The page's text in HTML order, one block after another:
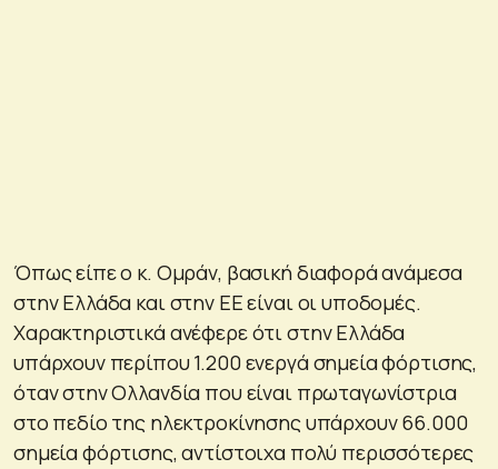
Όπως είπε ο κ. Ομράν, βασική διαφορά ανάμεσα
στην Ελλάδα και στην ΕΕ είναι οι υποδομές.
Χαρακτηριστικά ανέφερε ότι στην Ελλάδα
υπάρχουν περίπου 1.200 ενεργά σημεία φόρτισης,
όταν στην Ολλανδία που είναι πρωταγωνίστρια
στο πεδίο της ηλεκτροκίνησης υπάρχουν 66.000
σημεία φόρτισης, αντίστοιχα πολύ περισσότερες